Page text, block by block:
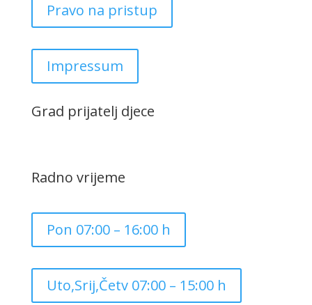
Pravo na pristup
Impressum
Grad prijatelj djece
Radno vrijeme
Pon 07:00 – 16:00 h
Uto,Srij,Četv 07:00 – 15:00 h